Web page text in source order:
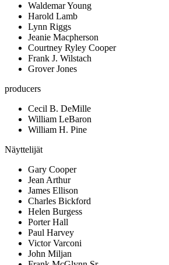
Waldemar Young
Harold Lamb
Lynn Riggs
Jeanie Macpherson
Courtney Ryley Cooper
Frank J. Wilstach
Grover Jones
producers
Cecil B. DeMille
William LeBaron
William H. Pine
Näyttelijät
Gary Cooper
Jean Arthur
James Ellison
Charles Bickford
Helen Burgess
Porter Hall
Paul Harvey
Victor Varconi
John Miljan